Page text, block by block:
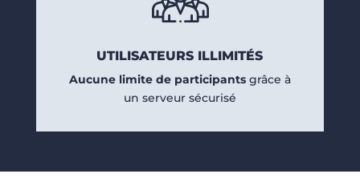
UTILISATEURS ILLIMITÉS
Aucune limite de participantsgrâce à
un serveur sécurisé